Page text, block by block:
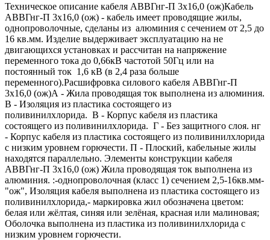
Техническое описание кабеля АВВГнг-П 3х16,0 (ож)Кабель
АВВГнг-П 3х16,0 (ож) - кабель имеет проводящие жилы,
однопроволочные, сделаны из алюминия с сечением от 2,5 до
16 кв.мм. Изделие выдерживает эксплуатацию на не
двигающихся установках и рассчитан на напряжение
переменного тока до 0,66кВ частотой 50Гц или на
постоянный ток 1,6 кВ (в 2,4 раза больше
переменного).Расшифровка силового кабеля АВВГнг-П
3х16,0 (ож)А - Жила проводящая ток выполнена из алюминия.
В - Изоляция из пластика состоящего из
поливинилхлорида. В - Корпус кабеля из пластика
состоящего из поливинилхлорида. Г - Без защитного слоя. нг
- Корпус кабеля из пластика состоящего из поливинилхлорида
с низким уровнем горючести. П - Плоский, кабельные жилы
находятся параллельно. Элементы конструкции кабеля
АВВГнг-П 3х16,0 (ож) Жила проводящая ток выполнена из
алюминия. :-однопроволочная (класс 1) сечением 2,5-16кв.мм-
"ож", Изоляция кабеля выполнена из пластика состоящего из
поливинилхлорида,- маркировка жил обозначена цветом:
белая или жёлтая, синяя или зелёная, красная или малиновая;
Оболочка выполнена из пластика из поливинилхлорида с
низким уровнем горючести.